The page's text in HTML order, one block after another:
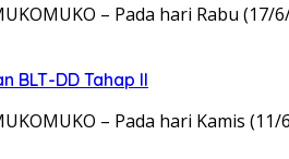
– Pada hari Rabu
BLT-DD Tahap II
– Pada hari Kamis